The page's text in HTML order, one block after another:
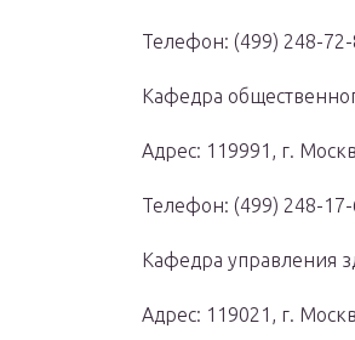
Телефон: (499) 248-
Кафедра
Адрес: 119991, г.
Телефон: (499) 248-
Кафедра управления
Адрес: 119021, г.